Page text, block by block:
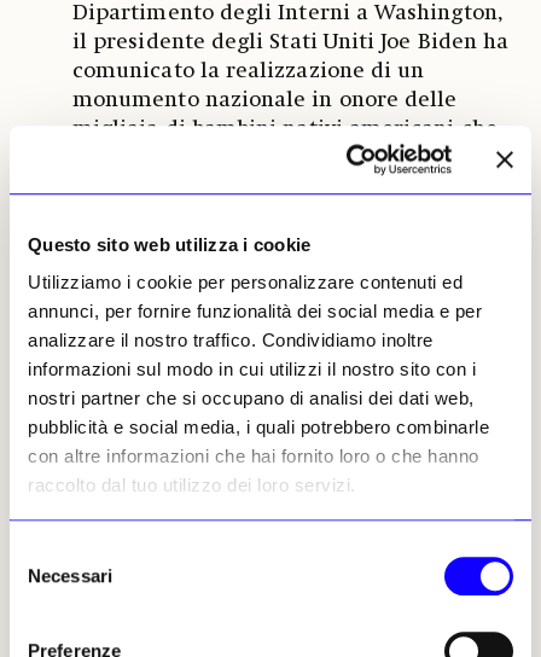
Questo sito web utilizza i cookie
Utilizziamo i cookie per personalizzare contenuti ed
annunci, per fornire funzionalità dei social media e per
analizzare il nostro traffico. Condividiamo inoltre
informazioni sul modo in cui utilizzi il nostro sito con i
nostri partner che si occupano di analisi dei dati web,
pubblicità e social media, i quali potrebbero combinarle
con altre informazioni che hai fornito loro o che hanno
raccolto dal tuo utilizzo dei loro servizi.
delNecessari
Preferenze
Dipartimento degli Interni a Washington,
il presidente degli Stati Uniti Joe Biden ha
comunicato la realizzazione di un
monumento nazionale in onore delle
migliaia di bambini nativi americani che
tra l’inizio del XIX secolo e la metà del XX
della loro cultura e assimilati con la forza
(e spesso abusati) in più di 400 scuole di
tutto il Paese. Il monumento sarà
installato presso l’ex Carlisle Indian
Industrial School, in Pennsylvania, da cui
sono passati circa 7.800 bambini indigeni
di oltre 140 tribù tra la sua fondazione nel
1879 e la chiusura nel 1918. «Designare l’ex
campus della Carlisle School come sede per il
storia americana non venga mai dimenticato o